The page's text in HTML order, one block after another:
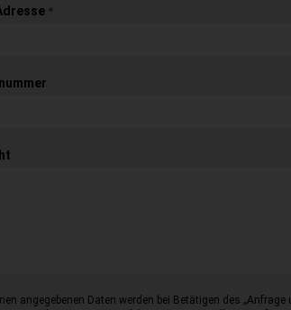
*
angegebenen Daten werden bei Betätigen des